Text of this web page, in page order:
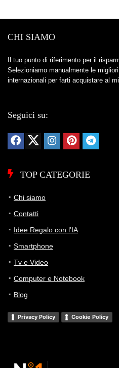
CHI SIAMO
Il tuo punto di riferimento per il
Selezioniamo manualmente le
internazionali per farti acquistare al
Seguici su:
TOP CATEGORIE
Chi siamo
Contatti
Idee Regalo con l’IA
Smartphone
Tv e Video
Computer e Notebook
Blog
Privacy Policy Cookie Policy